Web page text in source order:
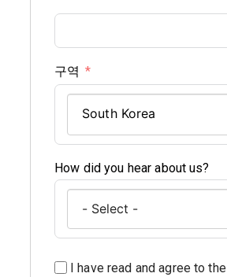
구역
South Korea
How did you hear about us?
I have read and agree to the